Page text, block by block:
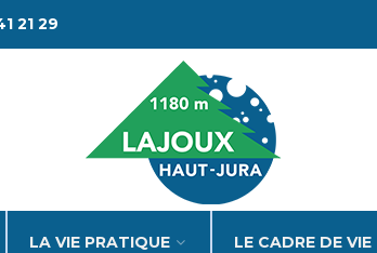
21 29
LA VIE PRATIQUE LE CADRE DE VIE